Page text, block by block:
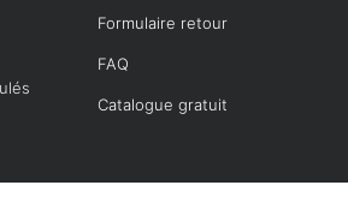
Formulaire retour
FAQ
Catalogue gratuit